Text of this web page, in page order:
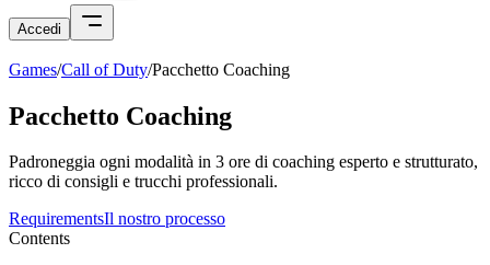
Accedi
Games/Call of Duty/Pacchetto Coaching
Pacchetto Coaching
Padroneggia ogni modalità in 3 ore di coaching esperto e strutturato,
ricco di consigli e trucchi professionali.
RequirementsIl nostro processo
Contents